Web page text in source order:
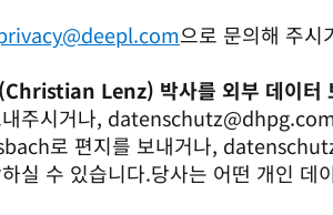
으로 문의해 주시
Lenz) 박사를 외부 데이터
주시거나,
로 편지를 보내거나,
실 수 있습니다.당사는 어떤 개인 데